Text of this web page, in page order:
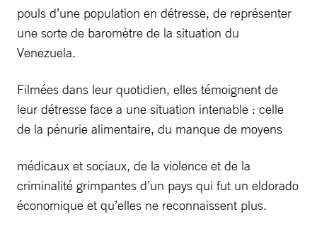
pouls d’une population en détresse, de représenter
une sorte de baromètre de la situation du
Venezuela.
Filmées dans leur quotidien, elles témoignent de
leur détresse face a une situation intenable : celle
de la pénurie alimentaire, du manque de moyens
médicaux et sociaux, de la violence et de la
criminalité grimpantes d’un pays qui fut un eldorado
économique et qu’elles ne reconnaissent plus.